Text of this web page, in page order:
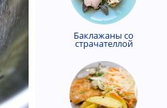
Баклажаны со
страчателлой